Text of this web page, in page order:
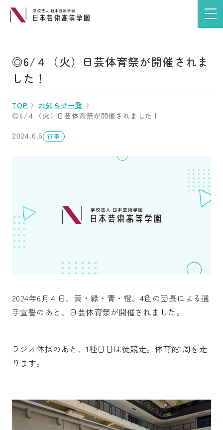
◎6/４（火）日芸体育祭が開催されま
した！
TOP
お知らせ一覧
◎6/４（火）日芸体育祭が開催されました！
2024.6.5 行事
2024年6月４日、黄・緑・青・橙、4色の団長による選
手宣誓のあと、日芸体育祭が開催されました。
ラジオ体操のあと、1種目目は徒競走。体育館1周を走
ります。